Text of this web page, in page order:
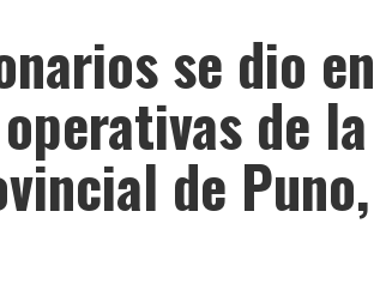
se dio en
de la
de Puno,